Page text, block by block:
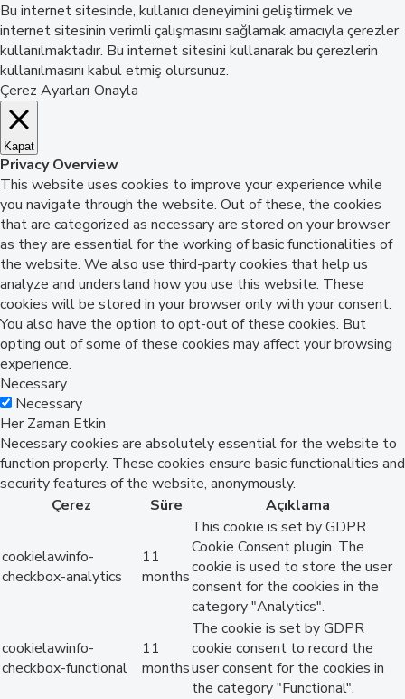
Bu internet sitesinde, kullanıcı deneyimini geliştirmek ve
internet sitesinin verimli çalışmasını sağlamak amacıyla çerezler
kullanılmaktadır. Bu internet sitesini kullanarak bu çerezlerin
kullanılmasını kabul etmiş olursunuz.
Çerez Ayarları Onayla
Kapat
Privacy Overview
This website uses cookies to improve your experience while
you navigate through the website. Out of these, the cookies
that are categorized as necessary are stored on your browser
as they are essential for the working of basic functionalities of
the website. We also use third-party cookies that help us
analyze and understand how you use this website. These
cookies will be stored in your browser only with your consent.
You also have the option to opt-out of these cookies. But
opting out of some of these cookies may affect your browsing
experience.
Necessary
Necessary
Her Zaman Etkin
Necessary cookies are absolutely essential for the website to
function properly. These cookies ensure basic functionalities and
security features of the website, anonymously.
Çerez
Süre Açıklama
cookielawinfo-
checkbox-analytics
11
months
This cookie is set by GDPR
Cookie Consent plugin. The
cookie is used to store the user
consent for the cookies in the
category "Analytics".
cookielawinfo-
checkbox-functional
11
months
The cookie is set by GDPR
cookie consent to record the
user consent for the cookies in
the category "Functional".